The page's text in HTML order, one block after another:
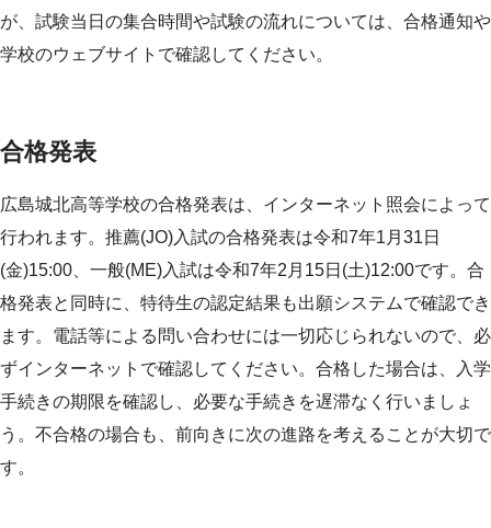
が、試験当日の集合時間や試験の流れについては、合格通知や
学校のウェブサイトで確認してください。
合格発表
広島城北高等学校の合格発表は、インターネット照会によって
行われます。推薦(JO)入試の合格発表は令和7年1月31日
(金)15:00、一般(ME)入試は令和7年2月15日(土)12:00です。合
格発表と同時に、特待生の認定結果も出願システムで確認でき
ます。電話等による問い合わせには一切応じられないので、必
ずインターネットで確認してください。合格した場合は、入学
手続きの期限を確認し、必要な手続きを遅滞なく行いましょ
う。不合格の場合も、前向きに次の進路を考えることが大切で
す。